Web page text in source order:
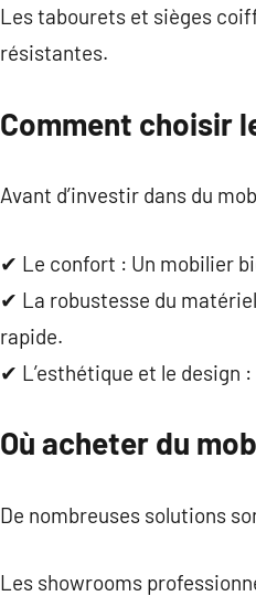
Les tabourets et sièges
résistantes.
Comment choisir
Avant d’investir dans du
✔ Le confort : Un mobilier
✔ La robustesse du
rapide.
✔ L’esthétique et le design
Où acheter du
De nombreuses solutions
Les showrooms